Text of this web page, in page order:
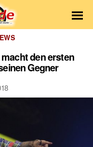
den ersten
Gegner